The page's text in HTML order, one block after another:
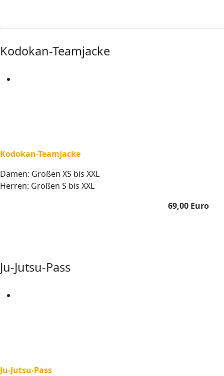
Kodokan-Teamjacke
Kodokan-Teamjacke
Damen: Größen XS bis XXL
Herren: Größen S bis XXL
69,00 Euro
Ju-Jutsu-Pass
Ju-Jutsu-Pass